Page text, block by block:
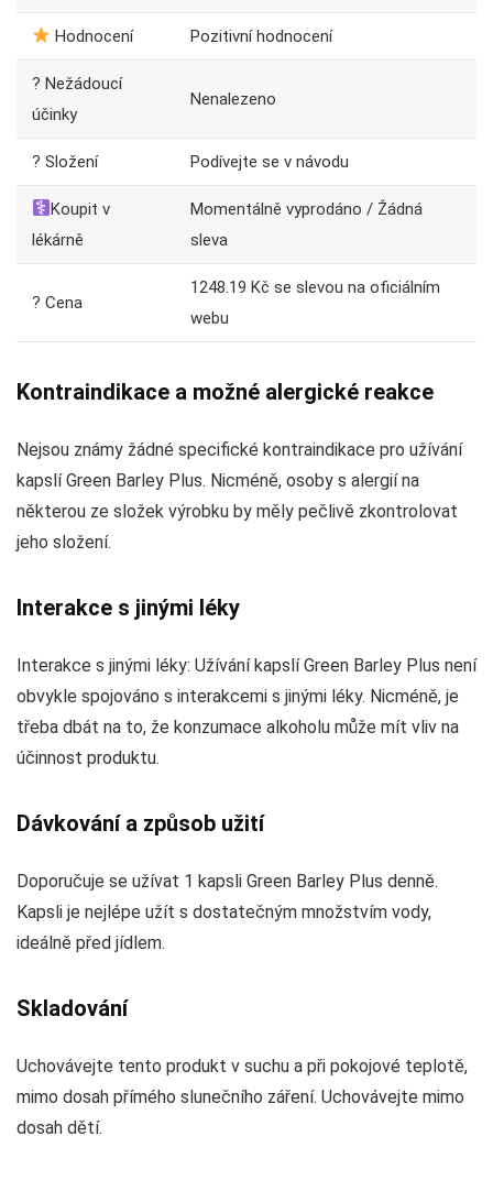
Hodnocení Pozitivní hodnocení
? Nežádoucí
účinky
Nenalezeno
? Složení Podívejte se v návodu
Koupit v
lékárně
Momentálně vyprodáno / Žádná
sleva
? Cena
1248.19 Kč se slevou na oficiálním
webu
Kontraindikace a možné alergické reakce
Nejsou známy žádné specifické kontraindikace pro užívání
kapslí Green Barley Plus. Nicméně, osoby s alergií na
některou ze složek výrobku by měly pečlivě zkontrolovat
jeho složení.
Interakce s jinými léky
Interakce s jinými léky: Užívání kapslí Green Barley Plus není
obvykle spojováno s interakcemi s jinými léky. Nicméně, je
třeba dbát na to, že konzumace alkoholu může mít vliv na
účinnost produktu.
Dávkování a způsob užití
Doporučuje se užívat 1 kapsli Green Barley Plus denně.
Kapsli je nejlépe užít s dostatečným množstvím vody,
ideálně před jídlem.
Skladování
Uchovávejte tento produkt v suchu a při pokojové teplotě,
mimo dosah přímého slunečního záření. Uchovávejte mimo
dosah dětí.